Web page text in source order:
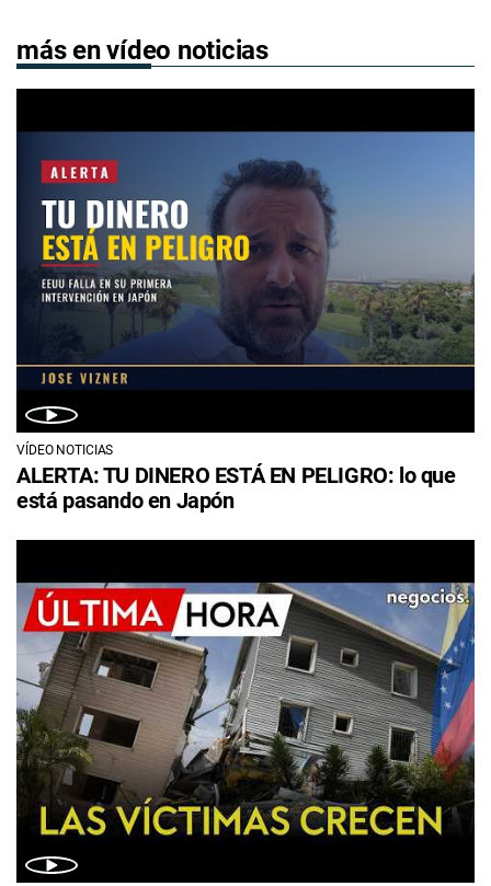
más en vídeo noticias
VÍDEO NOTICIAS
ALERTA: TU DINERO ESTÁ EN PELIGRO: lo que
está pasando en Japón